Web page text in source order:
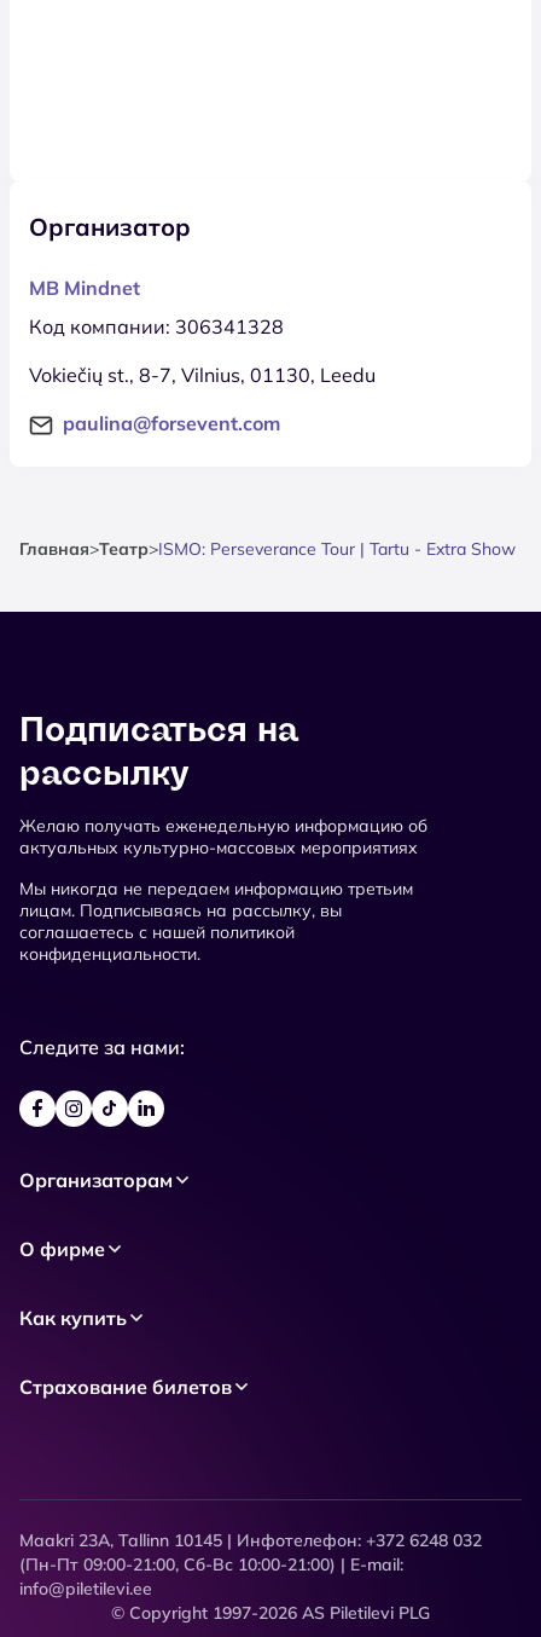
Организатор
MB Mindnet
Код компании: 306341328
Vokiečių st., 8-7, Vilnius, 01130, Leedu
paulina@forsevent.com
Главная>Театр>ISMO: Perseverance Tour | Tartu - Extra Show
Подписаться на
рассылку
Желаю получать еженедельную информацию об
актуальных культурно-массовых мероприятиях
Мы никогда не передаем информацию третьим
лицам. Подписываясь на рассылку, вы
соглашаетесь с нашей политикой
конфиденциальности.
Следите за нами:
Организаторам
О фирме
Как купить
Страхование билетов
Maakri 23A, Tallinn 10145 | Инфотелефон: +372 6248 032
(Пн-Пт 09:00-21:00, Сб-Вс 10:00-21:00) | E-mail:
info@piletilevi.ee
© Copyright 1997-2026 AS Piletilevi PLG